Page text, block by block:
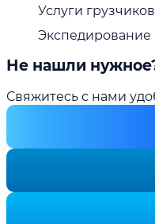
Услуги грузчиков
Экспедирование
Не нашли
Свяжитесь с нами